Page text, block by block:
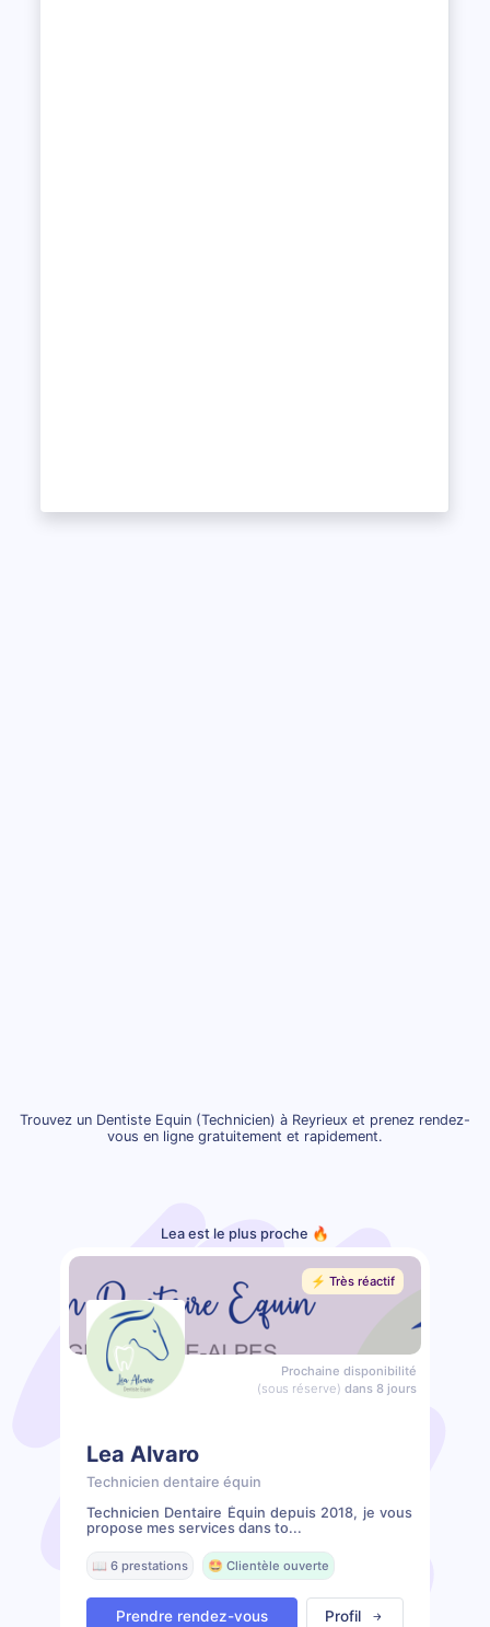
Trouvez un Dentiste Equin (Technicien) à Reyrieux et prenez rendez-
vous en ligne gratuitement et rapidement.
Lea est le plus proche 🔥
⚡️ Très réactif
Prochaine disponibilité
(sous réserve) dans 8 jours
Lea Alvaro
Technicien dentaire équin
Technicien Dentaire Équin depuis 2018, je vous
propose mes services dans to...
📖 6 prestations 🤩 Clientèle ouverte
Prendre rendez-vous Profil